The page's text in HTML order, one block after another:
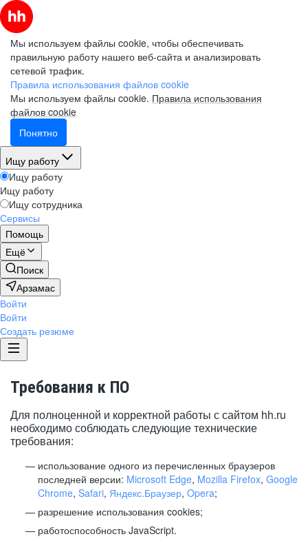
Мы используем файлы cookie, чтобы обеспечивать
правильную работу нашего веб-сайта и анализировать
сетевой трафик.
Правила использования файлов cookie
Мы используем файлы cookie. Правила использования
файлов cookie
Понятно
Ищу работу
Ищу работу
Ищу работу
Ищу сотрудника
Сервисы
Помощь
Ещё
Поиск
Арзамас
Войти
Войти
Создать резюме
Требования к ПО
Для полноценной и корректной работы с сайтом hh.ru
необходимо соблюдать следующие технические
требования:
использование одного из перечисленных браузеров
последней версии: Microsoft Edge, Mozilla Firefox, Google
Chrome, Safari, Яндекс.Браузер, Opera;
разрешение использования cookies;
работоспособность JavaScript.